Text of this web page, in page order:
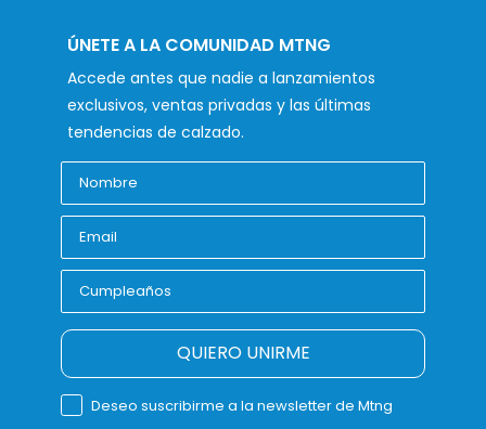
ÚNETE A LA COMUNIDAD MTNG
Accede antes que nadie a lanzamientos
exclusivos, ventas privadas y las últimas
tendencias de calzado.
QUIERO UNIRME
Deseo suscribirme a la newsletter de Mtng